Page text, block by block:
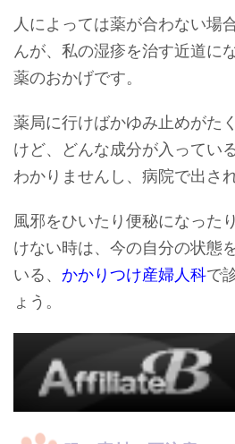
人によっては薬が合わない場
んが、私の湿疹を治す近道に
薬のおかげです。
薬局に行けばかゆみ止めがた
けど、どんな成分が入ってい
わかりませんし、病院で出さ
風邪をひいたり便秘になった
けない時は、 今の自分の状態
いる、 かかりつけ産婦人科で
ょう。